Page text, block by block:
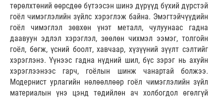
төрөлхтөний өөрсдөө бүтээсэн шинэ дүрүүд бүхий дүрстэй
гоёл чимэглэлийн зүйлс хэрэглэж байна. Эмэгтэйчүүдийн
гоёл чимэглэл зөвхөн үнэт металл, чулуунаас гадна
даавуун эдлэл хэрэглэл, зөөлөн чихмэл ээмэг, толгойн
гоёл, бөгж, үсний боолт, хавчаар, хүзүүний зүүлт сэлтийг
хэрэглэнэ. Үүнээс гадна нүдний шил, бүс зэрэг нь ахуйн
хэрэглээнээс гарч, гоёлын шинж чанартай болжээ.
Модернист урлагийн нөлөөллөөр гоёл чимэглэлийн зүйл
материалын үнэ цэнд төдийлөн ач холбогдол өгөлгүй